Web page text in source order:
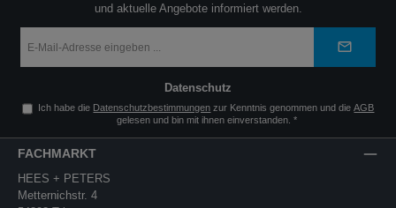
und aktuelle Angebote informiert werden.
Mail-
*
Datenschutz
Ich habe die Datenschutzbestimmungen zur Kenntnis genommen und dieAGB
gelesen und bin mit ihnen einverstanden. *
FACHMARKT
HEES + PETERS
Metternichstr. 4